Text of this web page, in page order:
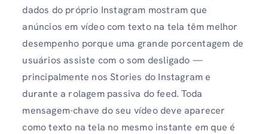
dados do próprio Instagram mostram que
anúncios em vídeo com texto na tela têm melhor
desempenho porque uma grande porcentagem de
usuários assiste com o som desligado —
principalmente nos Stories do Instagram e
durante a rolagem passiva do feed. Toda
mensagem-chave do seu vídeo deve aparecer
como texto na tela no mesmo instante em que é